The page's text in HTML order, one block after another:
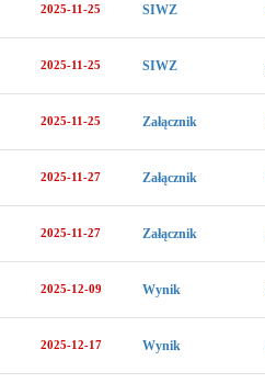
2025-11-25 SIWZ
2025-11-25 SIWZ
2025-11-25 Załącznik
2025-11-27 Załącznik
2025-11-27 Załącznik
2025-12-09 Wynik
2025-12-17 Wynik